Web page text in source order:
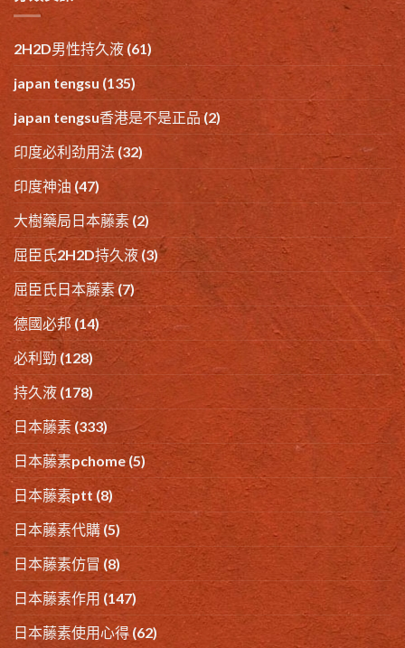
2H2D男性持久液 (61)
japan tengsu (135)
japan tengsu香港是不是正品(2)
印度必利劲用法 (32)
印度神油 (47)
大樹藥局日本藤素 (2)
屈臣氏2H2D持久液 (3)
屈臣氏日本藤素(7)
德國必邦(14)
必利勁(128)
持久液 (178)
日本藤素(333)
日本藤素pchome(5)
日本藤素ptt(8)
日本藤素代購(5)
日本藤素仿冒 (8)
日本藤素作用 (147)
日本藤素使用心得 (62)